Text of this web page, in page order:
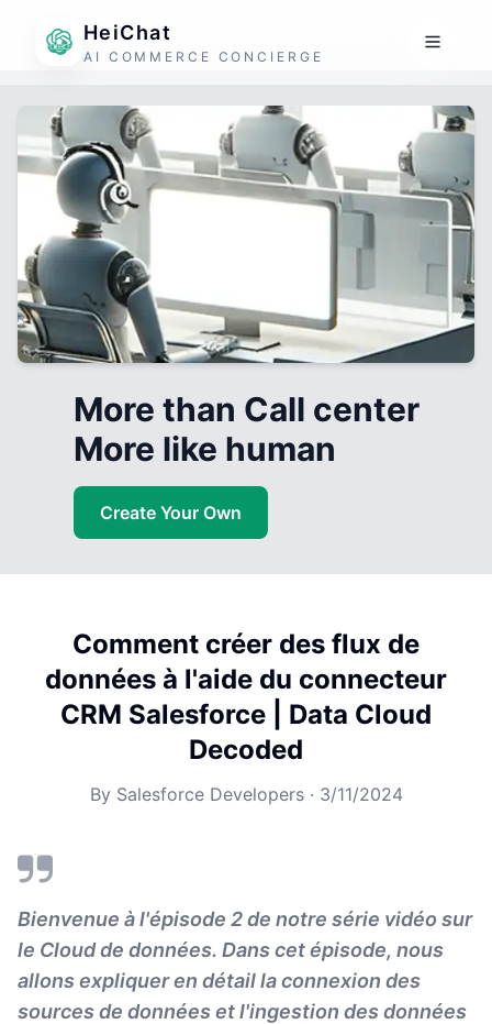
HeiChat
AI COMMERCE CONCIERGE
More than Call center
More like human
Create Your Own
Comment créer des flux de
données à l'aide du connecteur
CRM Salesforce | Data Cloud
Decoded
By Salesforce Developers· 3/11/2024
Bienvenue à l'épisode 2 de notre série vidéo sur
le Cloud de données. Dans cet épisode, nous
allons expliquer en détail la connexion des
sources de données et l'ingestion des données